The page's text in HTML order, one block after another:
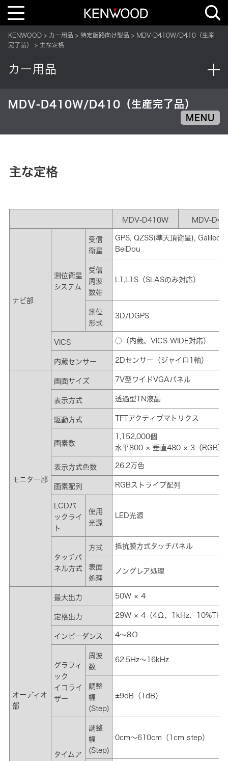
T
l
e
v
i
i
o
KENWOOD カー用品 特定販路向け製品
MDV-D410W/D410（生産
完了品）
主な定格
カー用品
MDV-D410W/D410（生産完了品）
MENU
主な定格
MDV-D410W MDV-
ナビ部
測位衛星
システム
受信
衛星
GPS, QZSS(準天頂衛星), Galileo,
BeiDou
受信
周波
数帯
L1,L1S（SLASのみ対応）
測位
形式
3D/DGPS
VICS ○（内蔵、VICS WIDE対応）
内蔵センサー 2Dセンサー（ジャイロ1軸）
モニター部
画面サイズ 7V型ワイドVGAパネル
表示方式 透過型TN液晶
駆動方式 TFTアクティブマトリクス
画素数
1,152,000個
水平800 × 垂直480 × 3（RGB）
表示方式色数 26.2万色
画素配列 RGBストライプ配列
LCDバ
ックライ
ト
使用
光源
LED光源
タッチパ
ネル方式
方式 抵抗膜方式タッチパネル
表面
処理
ノングレア処理
オーディオ
部
最大出力 50W × 4
定格出力 29W × 4（4Ω、1kHz、10%THD
インピーダンス 4～8Ω
グラフィ
ック
イコライ
ザー
周波
数
62.5Hz～16kHz
調整
幅
(Step)
±9dB（1dB）
タイムア
調整
幅
(Step)
0cm～610cm（1cm step）